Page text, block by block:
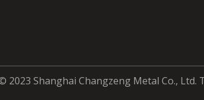
2023 Shanghai Changzeng Metal Co., Ltd.